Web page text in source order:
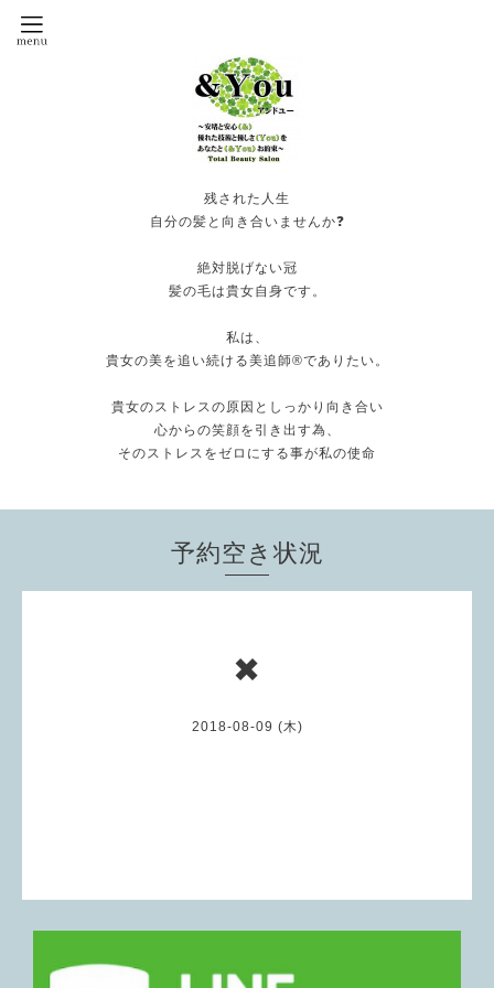
残された人生
自分の髪と向き合いませんか❓
絶対脱げない冠
髪の毛は貴女自身です。
私は、
貴女の美を追い続ける美追師®️でありたい。
貴女のストレスの原因としっかり向き合い
心からの笑顔を引き出す為、
そのストレスをゼロにする事が私の使命
予約空き状況
✖
2018-08-09 (木)